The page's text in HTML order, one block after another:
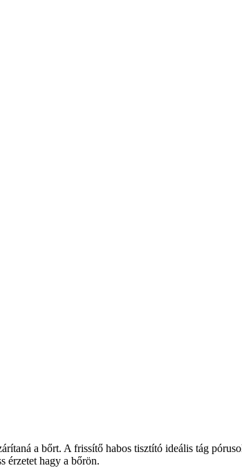
a bőrt. A frissítő habos tisztító ideális tág
érzetet hagy a bőrön.